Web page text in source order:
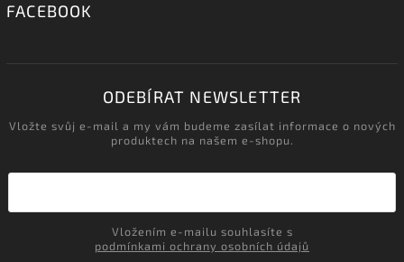
FACEBOOK
ODEBÍRAT NEWSLETTER
Vložte svůj e-mail a my vám budeme zasílat informace o nových
produktech na našem e-shopu.
podmínkami ochrany osobních údajů